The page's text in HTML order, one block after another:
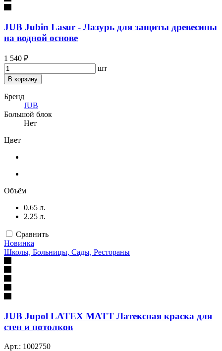
JUB Jubin Lasur - Лазурь для защиты древесины
на водной основе
1 540 ₽
шт
В корзину
Бренд
JUB
Большой блок
Нет
Цвет
Объём
0.65 л.
2.25 л.
Сравнить
Новинка
Школы, Больницы, Сады, Рестораны
JUB Jupol LATEX MATT Латексная краска для
стен и потолков
Арт.: 1002750